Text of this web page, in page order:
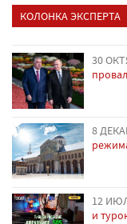
КОЛОНКА ЭКСПЕРТА
30
8
12
и